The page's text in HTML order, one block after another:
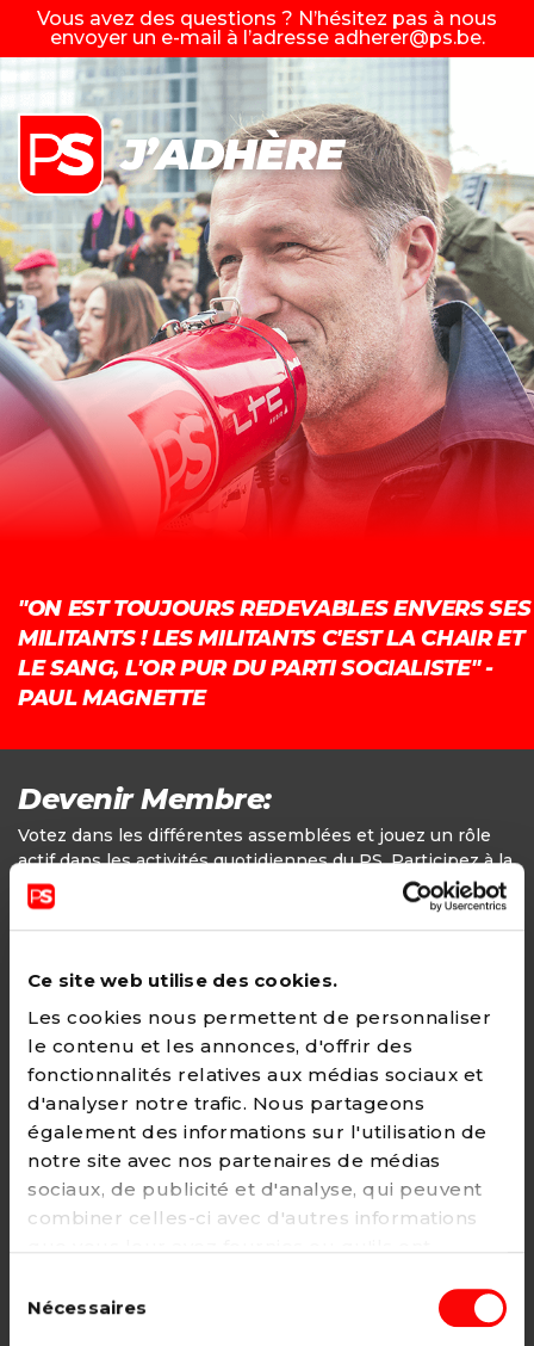
Ce site web utilise des cookies.
Les cookies nous permettent de personnaliser
le contenu et les annonces, d'offrir des
fonctionnalités relatives aux médias sociaux et
d'analyser notre trafic. Nous partageons
également des informations sur l'utilisation de
notre site avec nos partenaires de médias
sociaux, de publicité et d'analyse, qui peuvent
combiner celles-ci avec d'autres informations
services. Vous pouvez à tout moment modifier
politique
duNécessaires
Vous avez des questions ? N’hésitez pas à nous
envoyer un e-mail à l’adresse adherer@ps.be.
J’ADHÈRE
"ON EST TOUJOURS REDEVABLES ENVERS SES
MILITANTS ! LES MILITANTS C'EST LA CHAIR ET
LE SANG, L'OR PUR DU PARTI SOCIALISTE" -
PAUL MAGNETTE
Devenir Membre:
Votez dans les différentes assemblées et jouez un rôle
actif dans les activités quotidiennes du PS. Participez à la
définition des positions politiques.
24€ - Paiement annuel
CHOISIR →
Adhésion
2€ - Paiement mensuel